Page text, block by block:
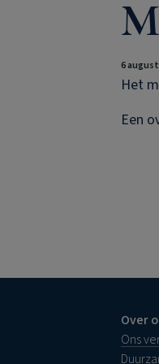
6
Het
Een
Over
Ons